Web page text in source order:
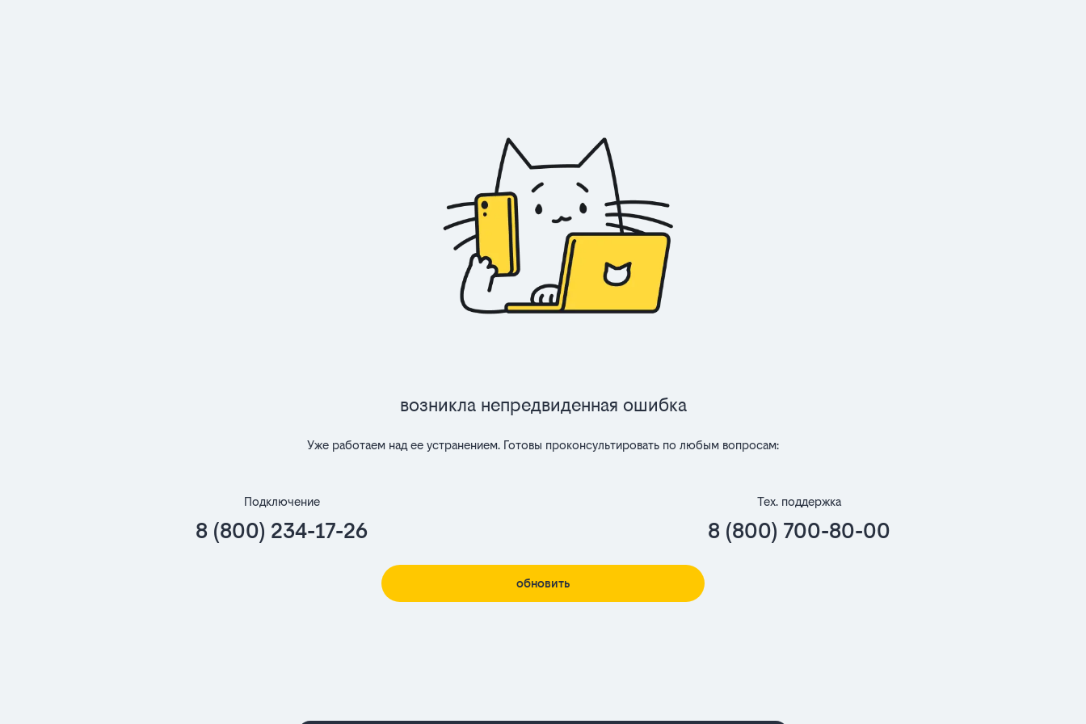
Возникла непредвиденная ошибка
Уже работаем над ее устранением. Готовы проконсультировать по любым вопросам:
Подключение
8 (800) 234-17-26
Тех. поддержка
8 (800) 700-80-00
обновить